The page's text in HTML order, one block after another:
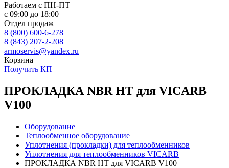
Работаем с ПН-ПТ
с 09:00 до 18:00
Отдел продаж
8 (800) 600-6-278
8 (843) 207-2-208
armoservis@yandex.ru
Корзина
Получить КП
ПРОКЛАДКА NBR HT для VICARB
V100
Оборудование
Теплообменное оборудование
Уплотнения (прокладки) для теплообменников
Уплотнения для теплообменников VICARB
ПРОКЛАДКА NBR HT для VICARB V100